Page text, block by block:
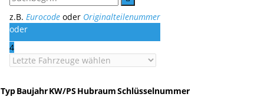
z.B. Eurocode oder Originalteilenummer
oder
4
TypBaujahrKW/PS HubraumSchlüsselnummer